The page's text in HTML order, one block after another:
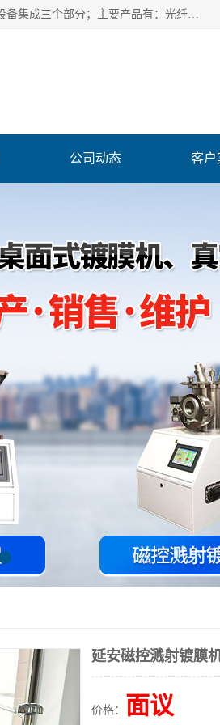
北京浅蓝纳米科技发展有限责任公司主体经营分为：真空配件销售、真空腔体定制、真空设备集成三个部分；主要产品有：光纤真空馈通法兰、光纤真空法兰、光纤法兰、低损耗光纤真空法兰；源瓶、ALD源瓶、MO源瓶、CVD源瓶、50ml源瓶现货、隔膜阀、波纹管密封阀；真空航插电极法兰、电极法兰、真空法兰、信号法兰、陶封电极法兰、D型真空电极；真空腔体定制、磁控溅射、热蒸发镀膜机、PE-CVD、ALD；
公司动态 客户
延安磁控溅射镀膜
价格： 面议